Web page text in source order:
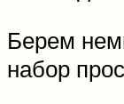
Берем
набор